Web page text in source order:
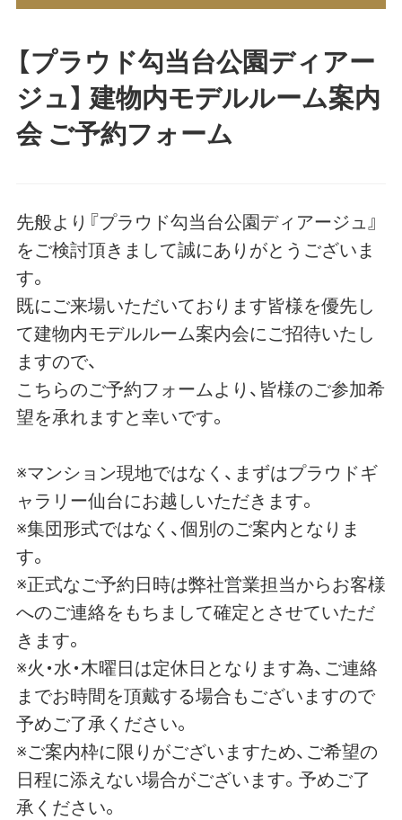
【プラウド勾当台公園ディアー
ジュ】 建物内モデルルーム案内
会 ご予約フォーム
先般より『プラウド勾当台公園ディアージュ』
をご検討頂きまして誠にありがとうございま
す。
既にご来場いただいております皆様を優先し
て建物内モデルルーム案内会にご招待いたし
ますので、
こちらのご予約フォームより、皆様のご参加希
望を承れますと幸いです。
※マンション現地ではなく、まずはプラウドギ
ャラリー仙台にお越しいただきます。
※集団形式ではなく、個別のご案内となりま
す。
※正式なご予約日時は弊社営業担当からお客様
へのご連絡をもちまして確定とさせていただ
きます。
※火・水・木曜日は定休日となります為、ご連絡
までお時間を頂戴する場合もございますので
予めご了承ください。
※ご案内枠に限りがございますため、ご希望の
日程に添えない場合がございます。予めご了
承ください。